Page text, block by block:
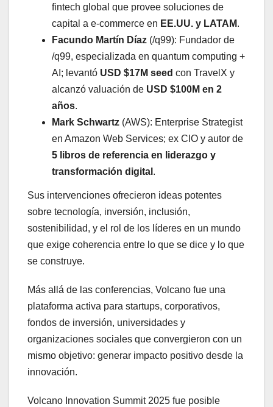
fintech global que provee soluciones de
capital a e-commerce en EE.UU. y LATAM.
Facundo Martín Díaz (/q99): Fundador de
/q99, especializada en quantum computing +
AI; levantó USD $17M seed con TravelX y
alcanzó valuación de USD $100M en 2
años.
Mark Schwartz (AWS): Enterprise Strategist
en Amazon Web Services; ex CIO y autor de
5 libros de referencia en liderazgo y
transformación digital .
Sus intervenciones ofrecieron ideas potentes
sobre tecnología, inversión, inclusión,
sostenibilidad, y el rol de los líderes en un mundo
que exige coherencia entre lo que se dice y lo que
se construye.
Más allá de las conferencias, Volcano fue una
plataforma activa para startups, corporativos,
fondos de inversión, universidades y
organizaciones sociales que convergieron con un
mismo objetivo: generar impacto positivo desde la
innovación.
Volcano Innovation Summit 2025 fue posible